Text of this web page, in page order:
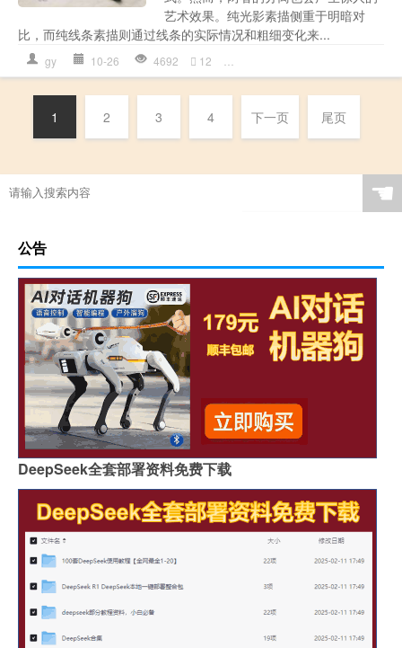
艺术效果。纯光影素描侧重于明暗对
比，而纯线条素描则通过线条的实际情况和粗细变化来...
gy 10-26 4692 12
1 2 3 4 下一页 尾页
☚
公告
DeepSeek全套部署资料免费下载